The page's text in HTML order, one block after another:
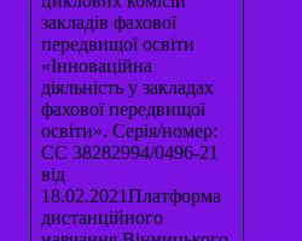
закладів фахової
передвищої освіти
«Інноваційна
діяльність у закладах
фахової передвищої
освіти». Серія/номер:
СС 38282994/0496-21
від
18.02.2021Платформа
дистанційного